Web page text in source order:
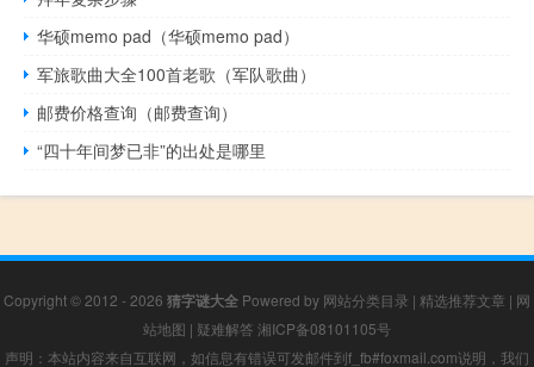
华硕memo pad（华硕memo pad）
军旅歌曲大全100首老歌（军队歌曲）
邮费价格查询（邮费查询）
“四十年间梦已非”的出处是哪里
Copyright © 2012 - 2026 猜字谜大全 Powered by 网站分类目录 | 精选推荐文章 | 网
站地图 | 疑难解答 湘ICP备08101105号
声明：本站内容来自互联网，如信息有错误可发邮件到f_fb#foxmail.com说明，我们